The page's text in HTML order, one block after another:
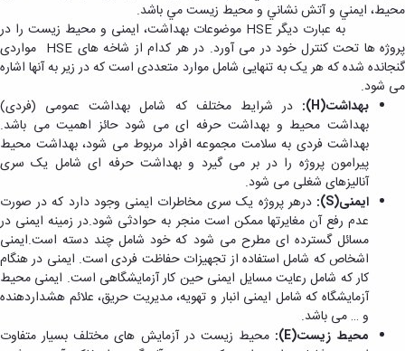
محيط، ايمني و آتش نشاني و محيط زيست مي باشد.
به عبارت دیگر HSE موضوعات بهداشت، ایمنی و محیط زیست را در
پروژه ها تحت کنترل خود در می آورد. در هر کدام از شاخه های HSE مواردی
گنجانده شده که هر یک به تنهایی شامل موارد متعددی است که در زیر به آنها اشاره
می شود.
بهداشت(H):
در شرایط مختلف که شامل بهداشت عمومی (فردی)
بهداشت محیط و بهداشت حرفه ای می شود حائز اهمیت می باشد.
بهداشت فردی به سلامت مجموعه افراد مربوط می شود، بهداشت محیط
پیرامون پروژه را در بر می گیرد و بهداشت حرفه ای شامل یک سری
آنالیزهای شغلی می شود.
ایمنی(S):
درهر پروژه یک سری مخاطرات ایمنی وجود دارد که در صورت
عدم رفع آن مغایرتها ممکن است منجر به حوادثی شود.در زمینه ایمنی در
مسائل گسترده ای مطرح می شود که خود شامل چند دسته است.ایمنی
اشخاص که شامل استفاده از تجهیزات حفاظت فردی است. ایمنی در هنگام
کار که شامل رعایت مسایل ایمنی حین کار آزمایشگاهی است. ایمنی محیط
آزمایشگاه که شامل ایمنی انبار و تهویه، مدیریت حریق، علائم هشداردهنده
و … می باشد.
محیط زیست(E):
محیط زیست در آزمایش های مختلف بسیار متفاوت